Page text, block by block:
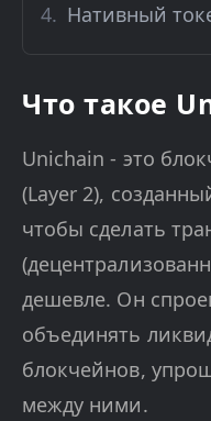
Нативный
Что такое
Unichain - это
(Layer 2),
чтобы сделать
дешевле. Он
объединять
блокчейнов,
между ними.